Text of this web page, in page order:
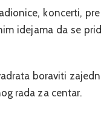
koncerti,
idejama da se
boraviti
rada za centar.